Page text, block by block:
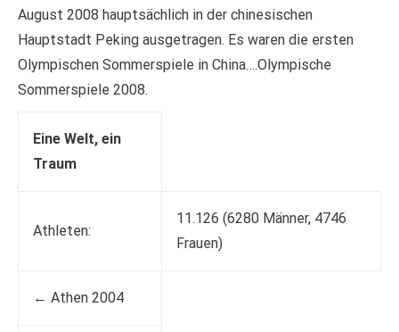
August 2008 hauptsächlich in der chinesischen
Hauptstadt Peking ausgetragen. Es waren die ersten
Olympischen Sommerspiele in China….Olympische
Sommerspiele 2008.
Eine Welt, ein
Traum
Athleten:
11.126 (6280 Männer, 4746
Frauen)
← Athen 2004